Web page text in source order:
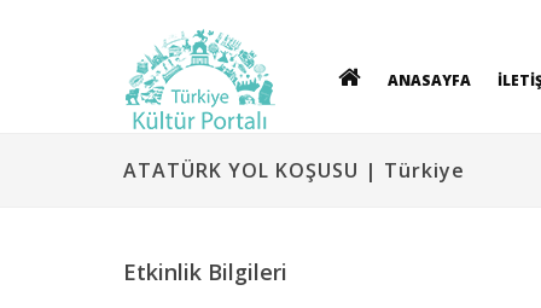
ANASAYFA
ATATÜRK YOL KOŞUSU | Türkiye
Etkinlik Bilgileri